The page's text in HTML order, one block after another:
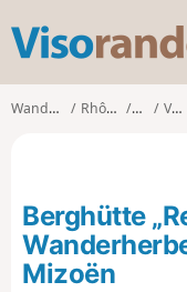
Wanderungen Rhône-Alpes IsèreVénosc
Berghütte
Mizoën